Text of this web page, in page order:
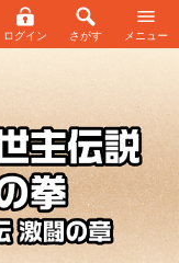
ログイン さがす メニュー